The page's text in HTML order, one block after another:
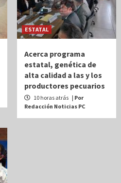
ESTATAL
Acerca programa
estatal, genética de
alta calidad a las y los
productores pecuarios
10 horas atrás | Por
Redacción Noticias PC